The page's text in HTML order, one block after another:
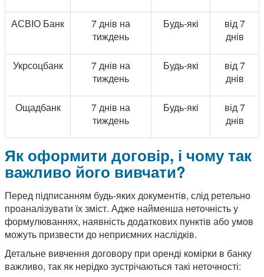
АСВІО Банк
7 днів на
тиждень
Будь-які
від 7
днів
Укрсоцбанк
7 днів на
тиждень
Будь-які
від 7
днів
Ощадбанк
7 днів на
тиждень
Будь-які
від 7
днів
Як оформити договір, і чому так
важливо його вивчати?
Перед підписанням будь-яких документів, слід ретельно
проаналізувати їх зміст. Адже найменша неточність у
формулюваннях, наявність додаткових пунктів або умов
можуть призвести до неприємних наслідків.
Детальне вивчення договору при оренді комірки в банку
важливо, так як нерідко зустрічаються такі неточності: